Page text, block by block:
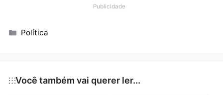
crescentes desses crimes e promover práticas de